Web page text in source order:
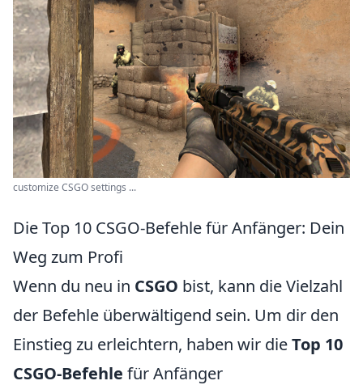
customize CSGO settings ...
Die Top 10 CSGO-Befehle für Anfänger: Dein
Weg zum Profi
Wenn du neu in CSGO bist, kann die Vielzahl
der Befehle überwältigend sein. Um dir den
Einstieg zu erleichtern, haben wir dieTop 10
CSGO-Befehle für Anfänger